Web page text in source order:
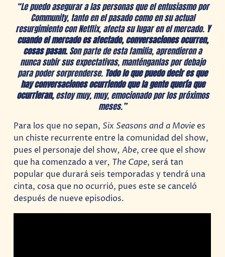
“Le puedo asegurar a las personas que el entusiasmo por
Community, tanto en el pasado como en su actual
resurgimiento con Netflix, afecta su lugar en el mercado. Y
cuando el mercado es afectado, conversaciones ocurren,
cosas pasan.Son parte de esta familia, aprendieron a
nunca subir sus expectativas, manténganlas por debajo
para poder sorprenderse. Todo lo que puedo decir es que
hay conversaciones ocurriendo que la gente quería que
ocurrieran,estoy muy, muy, emocionado por los próximos
meses.”
Para los que no sepan, Six Seasons and a Moviees
un chiste recurrente entre la comunidad del show,
pues el personaje del show, Abe, cree que el show
que ha comenzado a ver, The Cape, será tan
popular que durará seis temporadas y tendrá una
cinta, cosa que no ocurrió, pues este se canceló
después de nueve episodios.